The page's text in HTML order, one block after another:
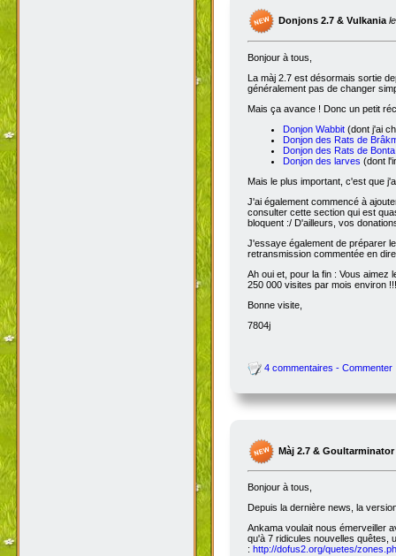
Donjons 2.7 & Vulkania
Bonjour à tous,
La màj 2.7 est désormais sortie
généralement pas de changer
Mais ça avance ! Donc un petit
Donjon Wabbit (dont j'ai
Donjon des Rats de
Donjon des Rats de Bonta
Donjon des larves (dont
Mais le plus important, c'est que
J'ai également commencé à
consulter cette section qui est
bloquent :/ D'ailleurs, vos
J'essaye également de préparer
retransmission commentée en
Ah oui et, pour la fin : Vous
250 000 visites par mois environ !!!
Bonne visite,
7804j
4 commentaires - Commenter
Màj 2.7 & Goultarminator
Bonjour à tous,
Depuis la dernière news, la
Ankama voulait nous émerveiller
qu'à 7 ridicules nouvelles quêtes,
: http://dofus2.org/quetes/